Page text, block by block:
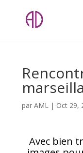
par AML| Oct 29,
Avec bien